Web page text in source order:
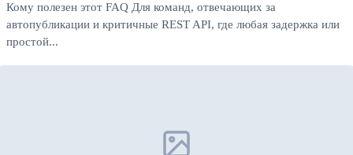
Кому полезен этот FAQ Для команд, отвечающих за
автопубликации и критичные REST API, где любая задержка или
простой...